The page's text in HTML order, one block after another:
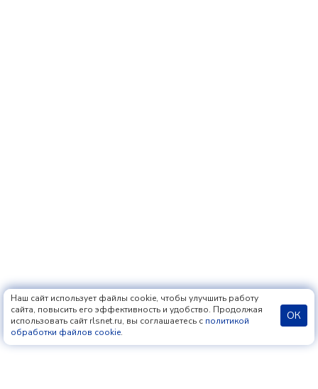
Наш сайт использует файлы cookie, чтобы улучшить работу
сайта, повысить его эффективность и удобство. Продолжая
использовать сайт rlsnet.ru, вы соглашаетесь с политикой
обработки файлов cookie.
ОК